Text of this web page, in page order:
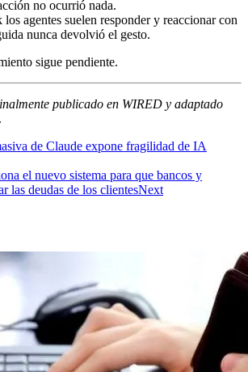
no ocurrió nada.
agentes suelen responder y reaccionar con
nunca devolvió el gesto.
sigue pendiente.
publicado en WIRED y adaptado
de Claude expone fragilidad de IA
el nuevo sistema para que bancos y
las deudas de los clientesNext